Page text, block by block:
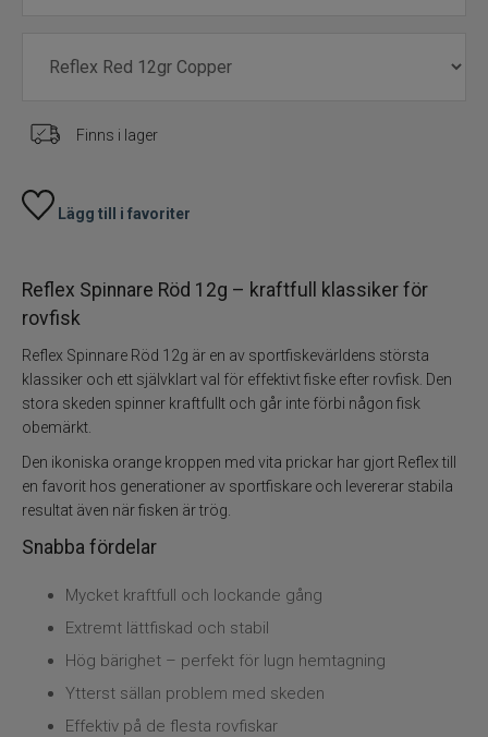
Spinnflugor
Småplock
Tillbehör
Flugfiske
Vinterfiske
Kläder
Trolling
Specimenfiske
Finns i lager
Lägg till i favoriter
Reflex Spinnare Röd 12g – kraftfull klassiker för
rovfisk
Reflex Spinnare Röd 12g är en av sportfiskevärldens största
klassiker och ett självklart val för effektivt fiske efter rovfisk. Den
stora skeden spinner kraftfullt och går inte förbi någon fisk
obemärkt.
Den ikoniska orange kroppen med vita prickar har gjort Reflex till
en favorit hos generationer av sportfiskare och levererar stabila
resultat även när fisken är trög.
Snabba fördelar
Mycket kraftfull och lockande gång
Extremt lättfiskad och stabil
Hög bärighet – perfekt för lugn hemtagning
Ytterst sällan problem med skeden
Effektiv på de flesta rovfiskar